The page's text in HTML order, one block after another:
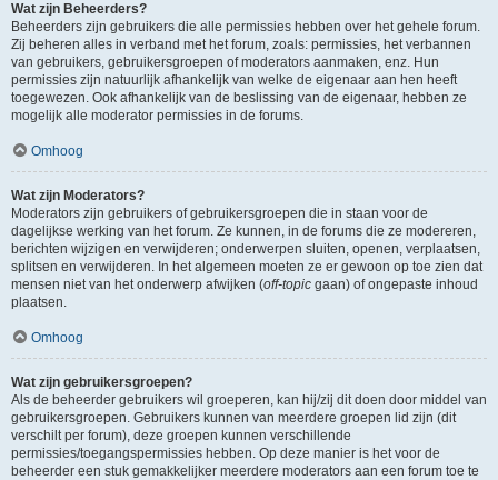
Wat zijn Beheerders?
Beheerders zijn gebruikers die alle permissies hebben over het gehele forum.
Zij beheren alles in verband met het forum, zoals: permissies, het verbannen
van gebruikers, gebruikersgroepen of moderators aanmaken, enz. Hun
permissies zijn natuurlijk afhankelijk van welke de eigenaar aan hen heeft
toegewezen. Ook afhankelijk van de beslissing van de eigenaar, hebben ze
mogelijk alle moderator permissies in de forums.
Omhoog
Wat zijn Moderators?
Moderators zijn gebruikers of gebruikersgroepen die in staan voor de
dagelijkse werking van het forum. Ze kunnen, in de forums die ze modereren,
berichten wijzigen en verwijderen; onderwerpen sluiten, openen, verplaatsen,
splitsen en verwijderen. In het algemeen moeten ze er gewoon op toe zien dat
mensen niet van het onderwerp afwijken (off-topic gaan) of ongepaste inhoud
plaatsen.
Omhoog
Wat zijn gebruikersgroepen?
Als de beheerder gebruikers wil groeperen, kan hij/zij dit doen door middel van
gebruikersgroepen. Gebruikers kunnen van meerdere groepen lid zijn (dit
verschilt per forum), deze groepen kunnen verschillende
permissies/toegangspermissies hebben. Op deze manier is het voor de
beheerder een stuk gemakkelijker meerdere moderators aan een forum toe te